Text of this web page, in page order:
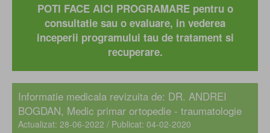
POTI FACE AICI PROGRAMARE pentru o
consultatie sau o evaluare, in vederea
inceperii programului tau de tratament si
recuperare.
Informatie medicala revizuita de: DR. ANDREI
BOGDAN, Medic primar ortopedie - traumatologie
Actualizat: 28-06-2022 / Publicat: 04-02-2020